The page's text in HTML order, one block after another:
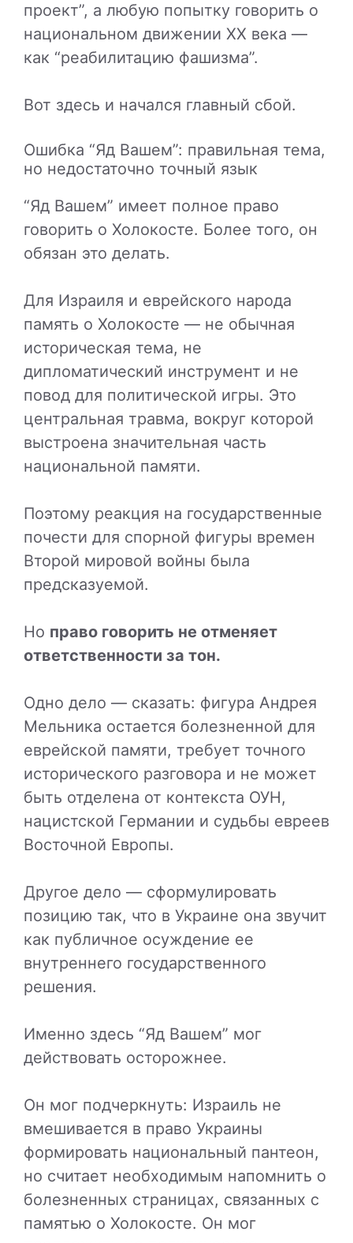
проект”, а любую попытку говорить о
национальном движении XX века —
как “реабилитацию фашизма”.
Вот здесь и начался главный сбой.
Ошибка “Яд Вашем”: правильная тема,
но недостаточно точный язык
“Яд Вашем” имеет полное право
говорить о Холокосте. Более того, он
обязан это делать.
Для Израиля и еврейского народа
память о Холокосте — не обычная
историческая тема, не
дипломатический инструмент и не
повод для политической игры. Это
центральная травма, вокруг которой
выстроена значительная часть
национальной памяти.
Поэтому реакция на государственные
почести для спорной фигуры времен
Второй мировой войны была
предсказуемой.
Но право говорить не отменяет
ответственности за тон.
Одно дело — сказать: фигура Андрея
Мельника остается болезненной для
еврейской памяти, требует точного
исторического разговора и не может
быть отделена от контекста ОУН,
нацистской Германии и судьбы евреев
Восточной Европы.
Другое дело — сформулировать
позицию так, что в Украине она звучит
как публичное осуждение ее
внутреннего государственного
решения.
Именно здесь “Яд Вашем” мог
действовать осторожнее.
Он мог подчеркнуть: Израиль не
вмешивается в право Украины
формировать национальный пантеон,
но считает необходимым напомнить о
болезненных страницах, связанных с
памятью о Холокосте. Он мог